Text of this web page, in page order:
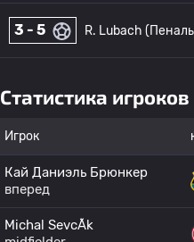
3 - 5 R. Lubach
Статистика
Игрок
Кай Даниэль Брюнкер
вперед
Michal SevcÃ­k